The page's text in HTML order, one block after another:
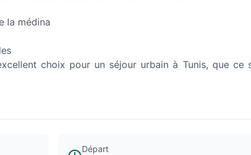
la médina
choix pour un séjour urbain à Tunis, que ce
Départ